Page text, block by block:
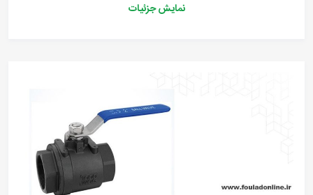
نمایش جزئیات